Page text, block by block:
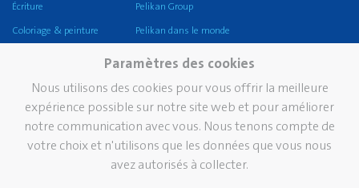
Écriture
Coloriage & peinture
Corriger et effacer
Ecole
Bureau
Pelikan Group
Pelikan dans le monde
valeurs
Durabilité
Paramètres des cookies
Nous utilisons des cookies pour vous offrir la meilleure
expérience possible sur notre site web et pour améliorer
notre communication avec vous. Nous tenons compte de
votre choix et n'utilisons que les données que vous nous
avez autorisés à collecter.